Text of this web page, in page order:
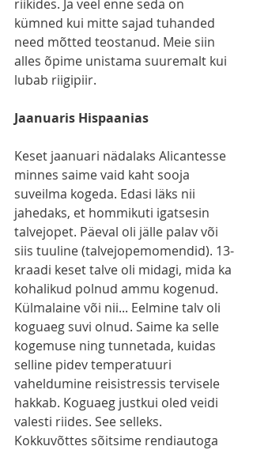
riikides. Ja veel enne seda on
kümned kui mitte sajad tuhanded
need mõtted teostanud. Meie siin
alles õpime unistama suuremalt kui
lubab riigipiir.
Jaanuaris Hispaanias
Keset jaanuari nädalaks Alicantesse
minnes saime vaid kaht sooja
suveilma kogeda. Edasi läks nii
jahedaks, et hommikuti igatsesin
talvejopet. Päeval oli jälle palav või
siis tuuline (talvejopemomendid). 13-
kraadi keset talve oli midagi, mida ka
kohalikud polnud ammu kogenud.
Külmalaine või nii... Eelmine talv oli
koguaeg suvi olnud. Saime ka selle
kogemuse ning tunnetada, kuidas
selline pidev temperatuuri
vaheldumine reisistressis tervisele
hakkab. Koguaeg justkui oled veidi
valesti riides. See selleks.
Kokkuvõttes sõitsime rendiautoga